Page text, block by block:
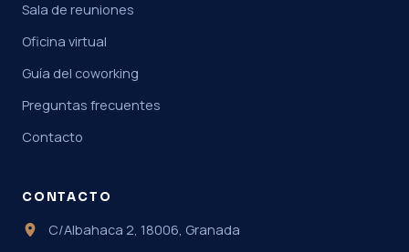
Sala de reuniones
Oficina virtual
Guía del coworking
Preguntas frecuentes
Contacto
CONTACTO
C/Albahaca 2, 18006, Granada